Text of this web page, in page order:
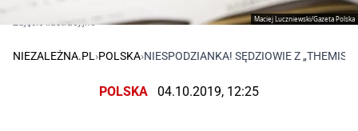
Maciej Luczniewski/Gazeta Polska
Zdjęcie ilustracyjne
NIEZALEŻNA.PL›POLSKA›NIESPODZIANKA! SĘDZIOWIE Z
POLSKA 04.10.2019, 12:25